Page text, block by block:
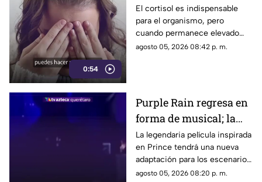
0:54
hábitos pueden ayudar
a regular el cortisol
El cortisol es indispensable
para el organismo, pero
cuando permanece elevado
por largos periodos puede
agosto 05, 2026 08:42 p. m.
Purple Rain regresa en
forma de musical; la
historia de Prince
llegará renovada
La legendaria película inspirada
en Prince tendrá una nueva
adaptación para los escenarios
con un enfoque distinto al de
agosto 05, 2026 08:20 p. m.